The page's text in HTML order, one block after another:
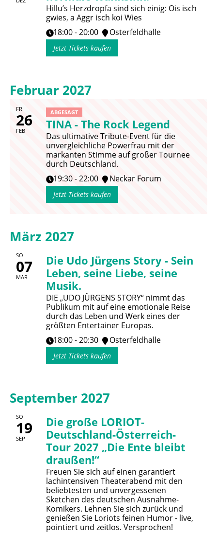
Hillu’s Herzdropfa sind sich einig: Ois isch
gwies, a Aggr isch koi Wies
18:00 - 20:00
Osterfeldhalle
Jetzt Tickets kaufen
Februar 2027
FR
26
FEB
ABGESAGT
TINA - The Rock Legend
Das ultimative Tribute-Event für die
unvergleichliche Powerfrau mit der
markanten Stimme auf großer Tournee
durch Deutschland.
19:30 - 22:00
Neckar Forum
Jetzt Tickets kaufen
März 2027
SO
07
MÄR
Die Udo Jürgens Story - Sein
Leben, seine Liebe, seine
Musik.
DIE „UDO JÜRGENS STORY“ nimmt das
Publikum mit auf eine emotionale Reise
durch das Leben und Werk eines der
größten Entertainer Europas.
18:00 - 20:30
Osterfeldhalle
Jetzt Tickets kaufen
September 2027
SO
19
SEP
Die große LORIOT-
Deutschland-Österreich-
Tour 2027 „Die Ente bleibt
draußen!“
Freuen Sie sich auf einen garantiert
lachintensiven Theaterabend mit den
beliebtesten und unvergessenen
Sketchen des deutschen Ausnahme-
Komikers. Lehnen Sie sich zurück und
genießen Sie Loriots feinen Humor - live,
pointiert und zeitlos. Versprochen!